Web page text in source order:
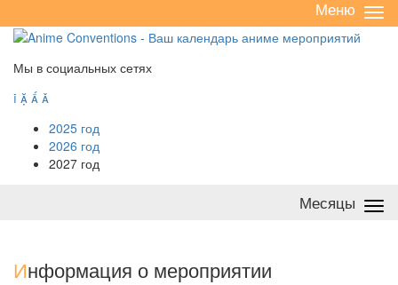
/
Меню
Мы в социальных сетях
   
2025 год
2026 год
2027 год
Месяцы
Информация о мероприятии